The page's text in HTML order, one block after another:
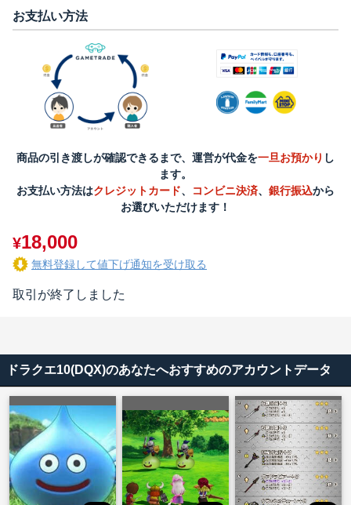
お支払い方法
商品の引き渡しが確認できるまで、運営が代金を一旦お預かり し
ます。
お支払い方法はクレジットカード、 コンビニ決済、 銀行振込から
お選びいただけます！
¥18,000
無料登録して値下げ通知を受け取る
取引が終了しました
ドラクエ10(DQX)のあなたへおすすめのアカウントデータ